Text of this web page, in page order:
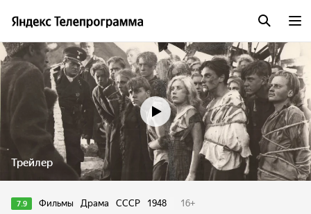
Трейлер
7.9 Фильмы Драма СССР 1948 16+